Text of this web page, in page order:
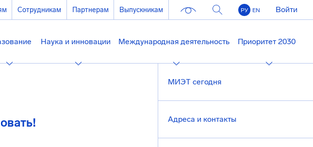
Сотрудникам Партнерам Выпускникам РУ EN Войти
Наука и инновации Международная деятельность Приоритет 2030
МИЭТ сегодня
Адреса и контакты